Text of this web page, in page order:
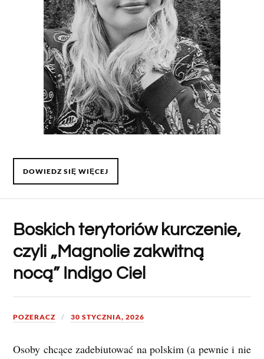
DOWIEDZ SIĘ WIĘCEJ
Boskich terytoriów kurczenie,
czyli „Magnolie zakwitną
nocą” Indigo Ciel
POZERACZ 30 STYCZNIA, 2026
Osoby chcące zadebiutować na polskim (a pewnie i nie